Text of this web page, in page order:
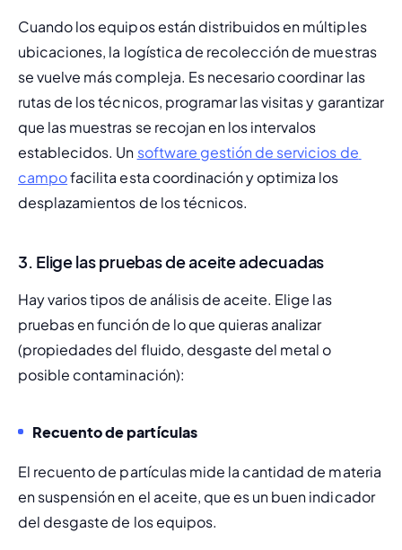
Cuando los equipos están distribuidos en múltiples
ubicaciones, la logística de recolección de muestras
se vuelve más compleja. Es necesario coordinar las
rutas de los técnicos, programar las visitas y garantizar
que las muestras se recojan en los intervalos
establecidos. Un software gestión de servicios de
campo facilita esta coordinación y optimiza los
desplazamientos de los técnicos.
3. Elige las pruebas de aceite adecuadas
Hay varios tipos de análisis de aceite. Elige las
pruebas en función de lo que quieras analizar
(propiedades del fluido, desgaste del metal o
posible contaminación):
Recuento de partículas
El recuento de partículas mide la cantidad de materia
en suspensión en el aceite, que es un buen indicador
del desgaste de los equipos.